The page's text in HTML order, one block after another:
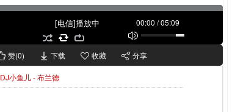
[电信]播放中 00:00 /05:09
赞(0) 下载 收藏 分享
DJ小鱼儿 - 布兰德